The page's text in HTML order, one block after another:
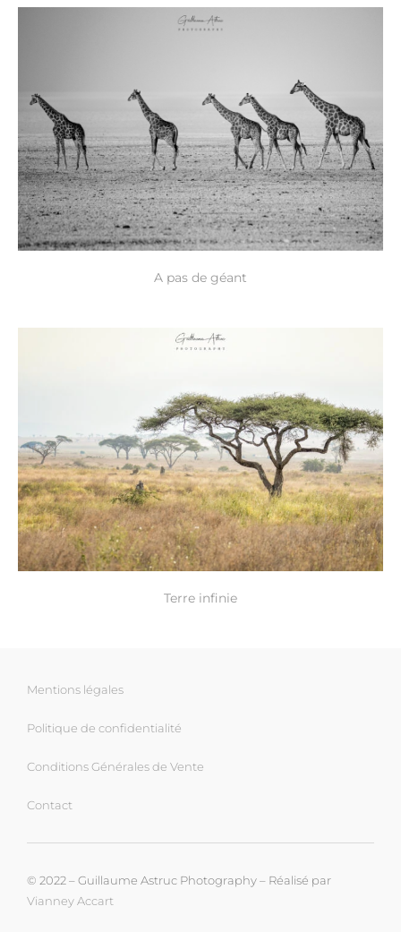
A pas de géant
Terre infinie
Mentions légales
Politique de confidentialité
Conditions Générales de Vente
Contact
© 2022 – Guillaume Astruc Photography – Réalisé par
Vianney Accart